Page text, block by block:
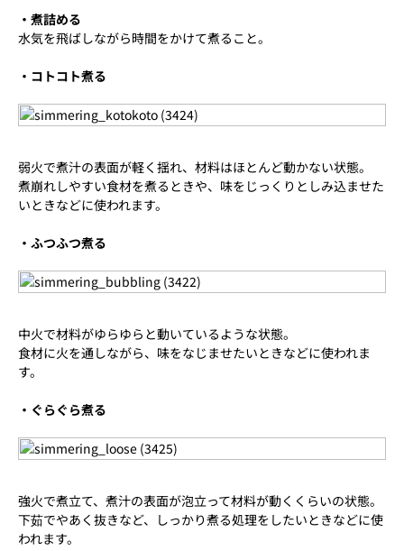
・煮詰める
水気を飛ばしながら時間をかけて煮ること。
・コトコト煮る
弱火で煮汁の表面が軽く揺れ、材料はほとんど動かない状態。
煮崩れしやすい食材を煮るときや、味をじっくりとしみ込ませた
いときなどに使われます。
・ふつふつ煮る
中火で材料がゆらゆらと動いているような状態。
食材に火を通しながら、味をなじませたいときなどに使われま
す。
・ぐらぐら煮る
強火で煮立て、煮汁の表面が泡立って材料が動くくらいの状態。
下茹でやあく抜きなど、しっかり煮る処理をしたいときなどに使
われます。